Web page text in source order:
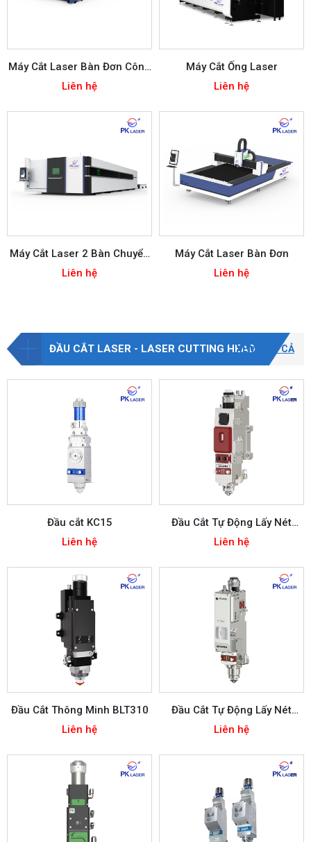
Máy Cắt Laser Bàn Đơn Công
Suất Cao
Liên hệ
Máy Cắt Ống Laser
Liên hệ
Máy Cắt Laser 2 Bàn Chuyển
Đổi
Liên hệ
Máy Cắt Laser Bàn Đơn
Liên hệ
ĐẦU CẮT LASER - LASER CUTTING HEADXEM TẤT CẢ
Đầu cắt KC15
Liên hệ
Đầu Cắt Tự Động Lấy Nét
LC20S
Liên hệ
Đầu Cắt Thông Minh BLT310
Liên hệ
Đầu Cắt Tự Động Lấy Nét
LC40
Liên hệ